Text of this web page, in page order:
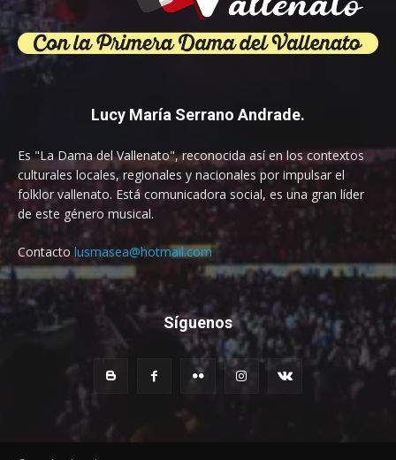
Lucy María Serrano Andrade.
Es "La Dama del Vallenato", reconocida así en los contextos
culturales locales, regionales y nacionales por impulsar el
folklor vallenato. Está comunicadora social, es una gran líder
de este género musical.
Contacto lusmasea@hotmail.com
Síguenos